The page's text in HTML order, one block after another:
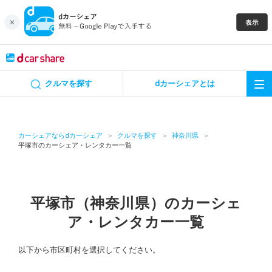
クルマを探す dカーシェアとは
カーシェアならdカーシェア クルマを探す
神奈川県
平塚市のカーシェア・レンタカー一覧
平塚市（神奈川県）のカーシェ
ア・レンタカー一覧
以下から市区町村を選択してください。
カーシェア
特集
アプリの使い方